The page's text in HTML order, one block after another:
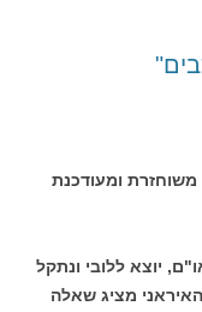
ומעודכנת
יוצא ללובי ונתקל
מציג שאלה